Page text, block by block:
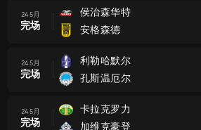
24 5月
完场
侯治森华特
安格森德
24 5月
完场
利勒哈默尔
孔斯温厄尔
24 5月
完场
卡拉克罗力
加维克豪登